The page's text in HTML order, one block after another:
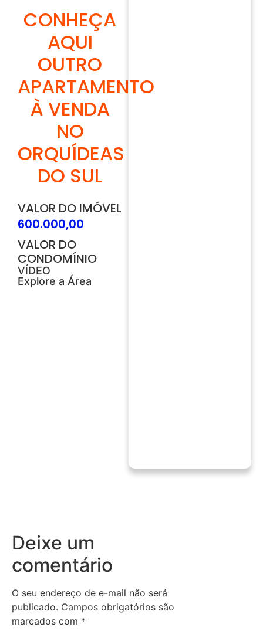
CONHEÇA
AQUI
OUTRO
APARTAMENTO
À VENDA
NO
ORQUÍDEAS
DO SUL
VALOR DO IMÓVEL
600.000,00
VALOR DO
CONDOMÍNIO
VÍDEO
Explore a Área
Deixe um
comentário
O seu endereço de e-mail não será
publicado. Campos obrigatórios são
marcados com *